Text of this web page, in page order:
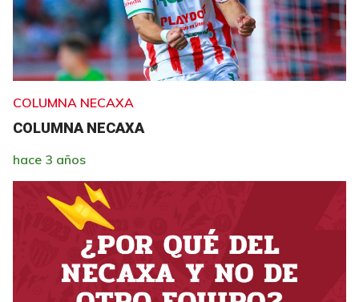
COLUMNA NECAXA
COLUMNA NECAXA
hace 3 años